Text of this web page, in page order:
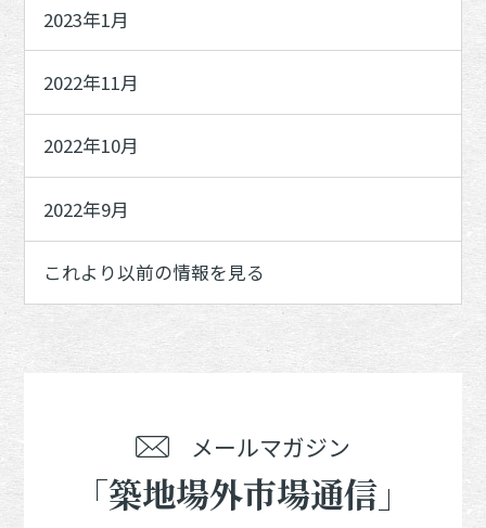
2023年1月
2022年11月
2022年10月
2022年9月
これより以前の情報を見る
メールマガジン
「築地場外市場通信」